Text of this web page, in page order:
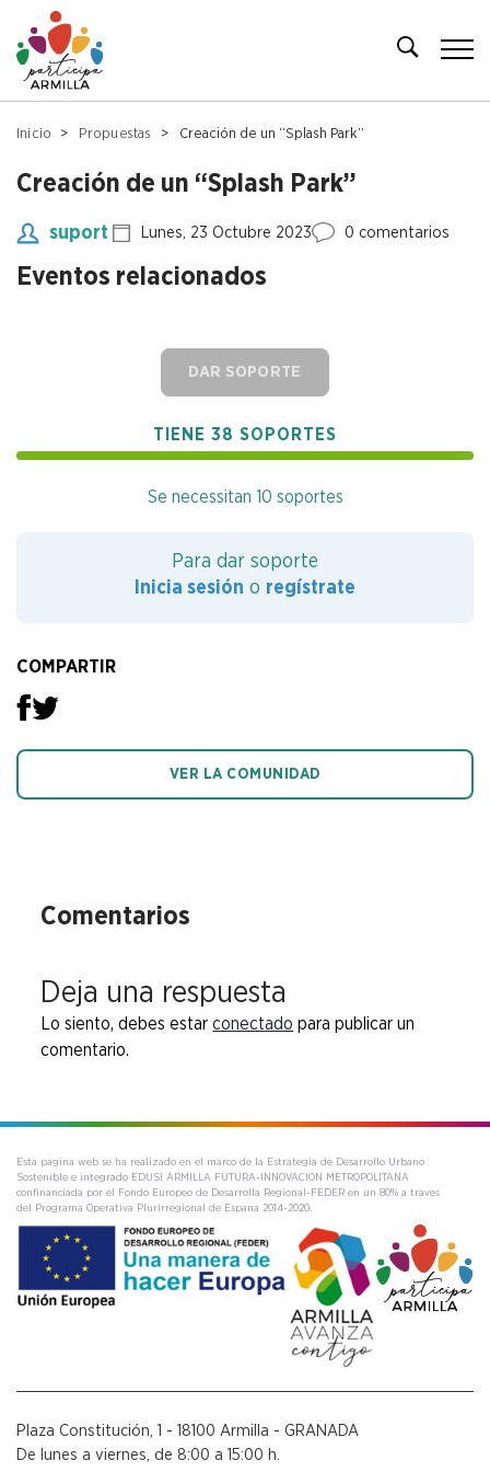
Inicio Propuestas Creación de un “Splash Park”
Creación de un “Splash Park”
suport Lunes, 23 Octubre 2023 0 comentarios
Eventos relacionados
DAR SOPORTE
TIENE 38 SOPORTES
Se necessitan 10 soportes
Para dar soporte
Inicia sesión o regístrate
COMPARTIR
VER LA COMUNIDAD
Comentarios
Deja una respuesta
Lo siento, debes estarconectado para publicar un
comentario.
Esta pagina web se ha realizado en el marco de la Estrategia de Desarrollo Urbano
Sostenible e integrado EDUSI ARMILLA FUTURA-INNOVACION METROPOLITANA
confinanciada por el Fondo Europeo de Desarrolla Regional-FEDER en un 80% a traves
del Programa Operativa Plurirregional de Espana 2014-2020.
Plaza Constitución, 1 - 18100 Armilla - GRANADA
De lunes a viernes, de 8:00 a 15:00 h.